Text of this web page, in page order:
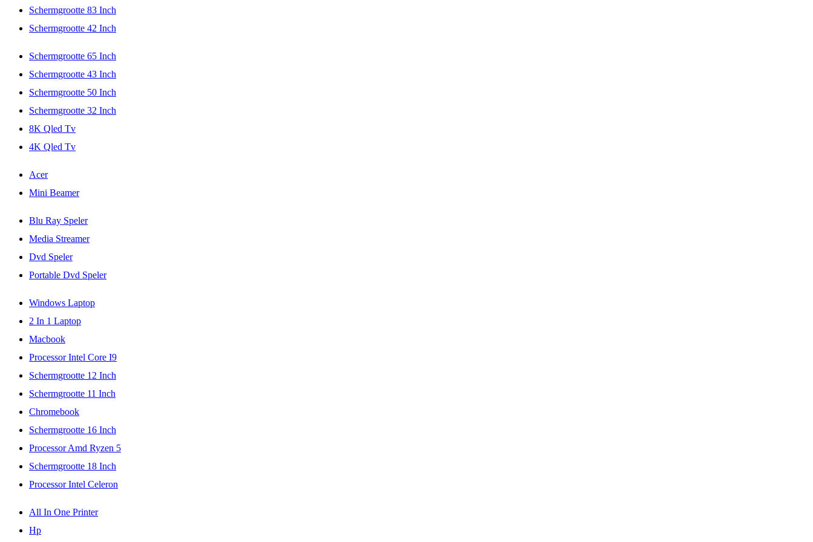
Schermgrootte 83 Inch
Schermgrootte 42 Inch
Schermgrootte 65 Inch
Schermgrootte 43 Inch
Schermgrootte 50 Inch
Schermgrootte 32 Inch
8K Qled Tv
4K Qled Tv
Acer
Mini Beamer
Blu Ray Speler
Media Streamer
Dvd Speler
Portable Dvd Speler
Windows Laptop
2 In 1 Laptop
Macbook
Processor Intel Core I9
Schermgrootte 12 Inch
Schermgrootte 11 Inch
Chromebook
Schermgrootte 16 Inch
Processor Amd Ryzen 5
Schermgrootte 18 Inch
Processor Intel Celeron
All In One Printer
Hp